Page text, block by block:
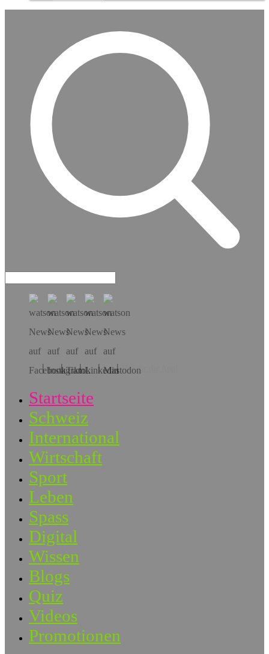
Hol dir die App!
Startseite
Schweiz
International
Wirtschaft
Sport
Leben
Spass
Digital
Wissen
Blogs
Quiz
Videos
Promotionen